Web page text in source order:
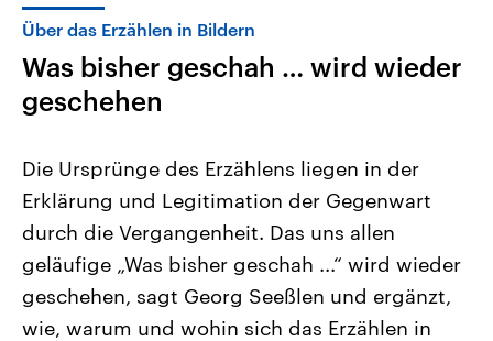
Themen
Landtagswahl Sachsen-Anhalt
2026
Alle Informationen
Sachsen-Anhalt wählt am 6.
September 2026 einen neuen
Landtag. Seit 2021 wird das
Bundesland von einer Koalition aus
Aktuelle Beiträge,
Hintergründe
Wirtschaftlich und
gehören die Vereinigten
den mächtigsten Ländern
mit großem Einfluss auf
Über das Erzählen in Bildern
Was bisher geschah … wird wieder
geschehen
Die Ursprünge des Erzählens liegen in der
Erklärung und Legitimation der Gegenwart
durch die Vergangenheit. Das uns allen
geläufige „Was bisher geschah ...“ wird wieder
geschehen, sagt Georg Seeßlen und ergänzt,
wie, warum und wohin sich das Erzählen in